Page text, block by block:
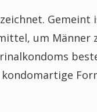
Gemeint
um Männer